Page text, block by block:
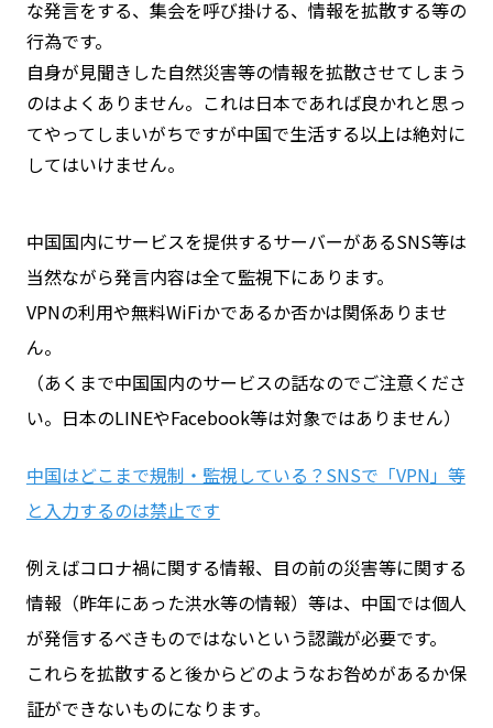
な発言をする、集会を呼び掛ける、情報を拡散する等の
行為です。
自身が見聞きした自然災害等の情報を拡散させてしまう
のはよくありません。これは日本であれば良かれと思っ
てやってしまいがちですが中国で生活する以上は絶対に
してはいけません。
中国国内にサービスを提供するサーバーがあるSNS等は
当然ながら発言内容は全て監視下にあります。
VPNの利用や無料WiFiかであるか否かは関係ありませ
ん。
（あくまで中国国内のサービスの話なのでご注意くださ
い。日本のLINEやFacebook等は対象ではありません）
中国はどこまで規制・監視している？SNSで「VPN」等
と入力するのは禁止です
例えばコロナ禍に関する情報、目の前の災害等に関する
情報（昨年にあった洪水等の情報）等は、中国では個人
が発信するべきものではないという認識が必要です。
これらを拡散すると後からどのようなお咎めがあるか保
証ができないものになります。